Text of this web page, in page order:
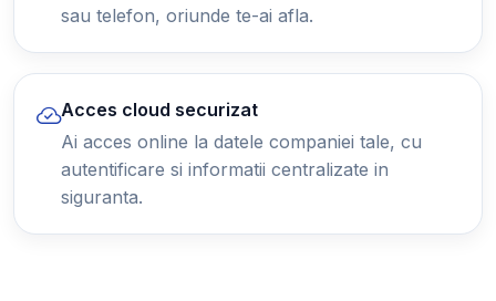
sau telefon, oriunde te-ai afla.
Acces cloud securizat
Ai acces online la datele companiei tale, cu
autentificare si informatii centralizate in
siguranta.